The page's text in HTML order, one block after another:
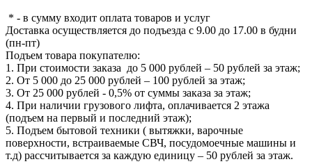
* - в сумму входит оплата товаров и услуг
Доставка осуществляется до подъезда с 9.00 до 17.00 в будни
(пн-пт)
Подъем товара покупателю:
1. При стоимости заказа до 5 000 рублей – 50 рублей за этаж;
2. От 5 000 до 25 000 рублей – 100 рублей за этаж;
3. От 25 000 рублей - 0,5% от суммы заказа за этаж;
4. При наличии грузового лифта, оплачивается 2 этажа
(подъем на первый и последний этаж);
5. Подъем бытовой техники ( вытяжки, варочные
поверхности, встраиваемые СВЧ, посудомоечные машины и
т.д) рассчитывается за каждую единицу – 50 рублей за этаж.